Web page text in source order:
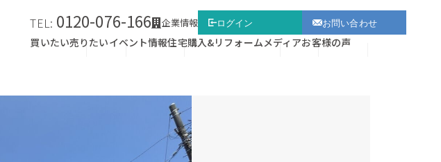
TEL: 0120-076-166 企業情報 ログイン お問い合わせ
買いたい売りたいイベント情報住宅購入&リフォームメディアお客様の声